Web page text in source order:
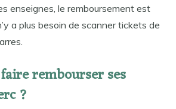
enseignes, le remboursement est
a plus besoin de scanner tickets de
rembourser ses
?